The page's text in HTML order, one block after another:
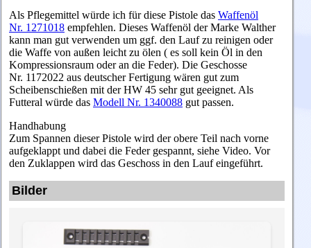
Als Pflegemittel würde ich für diese Pistole das Waffenöl
Nr. 1271018 empfehlen. Dieses Waffenöl der Marke Walther
kann man gut verwenden um ggf. den Lauf zu reinigen oder
die Waffe von außen leicht zu ölen ( es soll kein Öl in den
Kompressionsraum oder an die Feder). Die Geschosse
Nr. 1172022 aus deutscher Fertigung wären gut zum
Scheibenschießen mit der HW 45 sehr gut geeignet. Als
Futteral würde das Modell Nr. 1340088 gut passen.
Handhabung
Zum Spannen dieser Pistole wird der obere Teil nach vorne
aufgeklappt und dabei die Feder gespannt, siehe Video. Vor
den Zuklappen wird das Geschoss in den Lauf eingeführt.
Bilder